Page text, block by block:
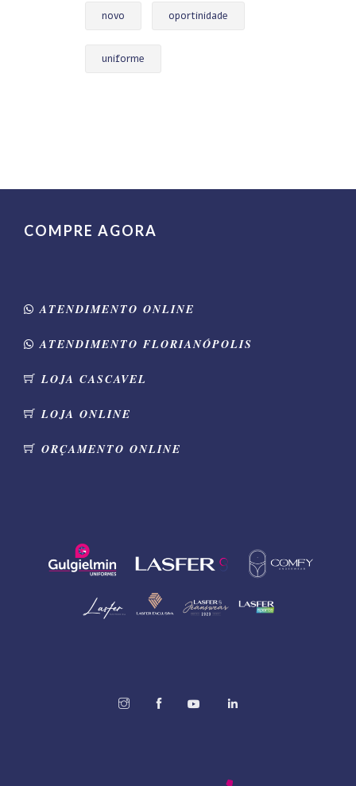
novo oportinidade
uniforme
COMPRE AGORA
ATENDIMENTO ONLINE
ATENDIMENTO FLORIANÓPOLIS
LOJA CASCAVEL
LOJA ONLINE
ORÇAMENTO ONLINE